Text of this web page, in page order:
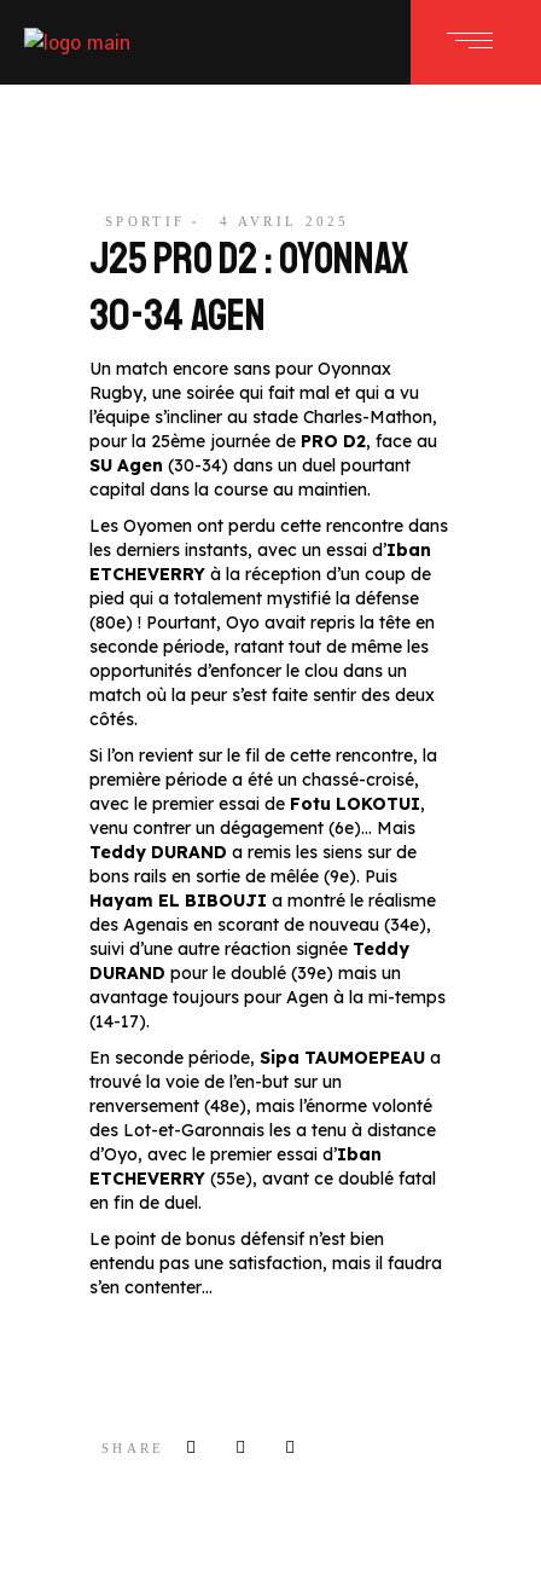
SPORTIF 4 AVRIL 2025
J25 PRO D2 : OYONNAX
30-34 AGEN
Un match encore sans pour Oyonnax
Rugby, une soirée qui fait mal et qui a vu
l’équipe s’incliner au stade Charles-Mathon,
pour la 25ème journée de PRO D2, face au
SU Agen (30-34) dans un duel pourtant
capital dans la course au maintien.
Les Oyomen ont perdu cette rencontre dans
les derniers instants, avec un essai d’Iban
ETCHEVERRY à la réception d’un coup de
pied qui a totalement mystifié la défense
(80e) ! Pourtant, Oyo avait repris la tête en
seconde période, ratant tout de même les
opportunités d’enfoncer le clou dans un
match où la peur s’est faite sentir des deux
côtés.
Si l’on revient sur le fil de cette rencontre, la
première période a été un chassé-croisé,
avec le premier essai de Fotu LOKOTUI,
venu contrer un dégagement (6e)… Mais
Teddy DURAND a remis les siens sur de
bons rails en sortie de mêlée (9e). Puis
Hayam EL BIBOUJI a montré le réalisme
des Agenais en scorant de nouveau (34e),
suivi d’une autre réaction signée Teddy
DURAND pour le doublé (39e) mais un
avantage toujours pour Agen à la mi-temps
(14-17).
En seconde période, Sipa TAUMOEPEAU a
trouvé la voie de l’en-but sur un
renversement (48e), mais l’énorme volonté
des Lot-et-Garonnais les a tenu à distance
d’Oyo, avec le premier essai d’Iban
ETCHEVERRY (55e), avant ce doublé fatal
en fin de duel.
Le point de bonus défensif n’est bien
entendu pas une satisfaction, mais il faudra
s’en contenter…
SHARE